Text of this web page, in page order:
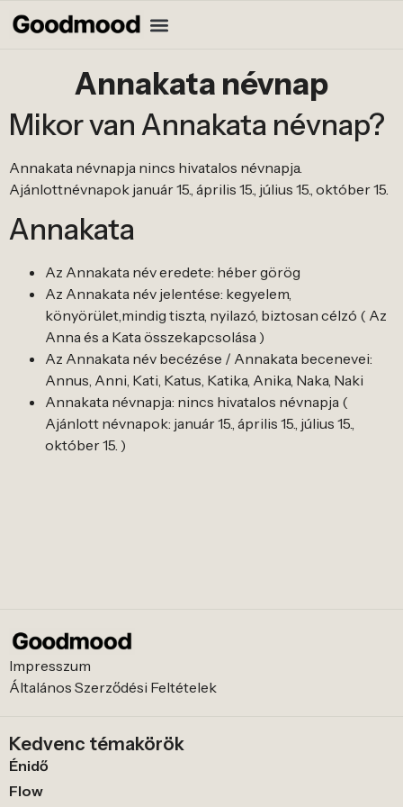
Annakata névnap
Mikor van Annakata névnap?
Annakata névnapja nincs hivatalos névnapja.
Ajánlottnévnapok január 15., április 15., július 15., október 15.
Annakata
Az Annakata név eredete: héber görög
Az Annakata név jelentése: kegyelem,
könyörület,mindig tiszta, nyilazó, biztosan célzó ( Az
Anna és a Kata összekapcsolása )
Az Annakata név becézése / Annakata becenevei:
Annus, Anni, Kati, Katus, Katika, Anika, Naka, Naki
Annakata névnapja: nincs hivatalos névnapja (
Ajánlott névnapok: január 15., április 15., július 15.,
október 15. )
Impresszum
Általános Szerződési Feltételek
Kedvenc témakörök
Énidő
Flow